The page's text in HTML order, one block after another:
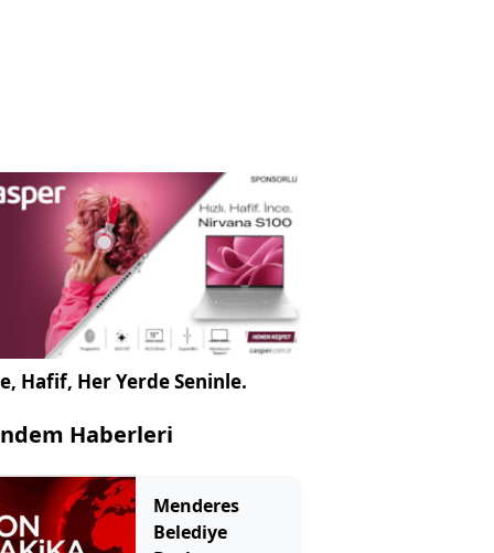
Hafif, Her Yerde Seninle.
Haberleri
Menderes
Belediye